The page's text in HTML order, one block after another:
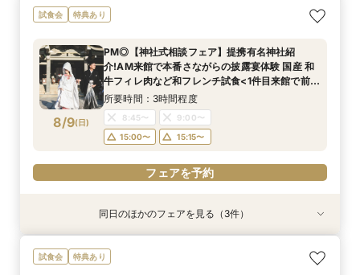
試食会 特典あり
8/9(日)
PM◎【神社式相談フェア】提携有名神社紹
介!AM来館で本番さながらの披露宴体験 国産 和
牛フィレ肉など和フレンチ試食<1件目来館で前撮
り10万円分特典>
所要時間：3時間程度
8:45〜
9:00〜
15:00〜
15:15〜
フェアを予約
特典あり
残▲【当館人気NO.1★最大55万円優待】甘鯛&黒
毛和牛など豪華試食×大阪城を望む庭園&迎賓館
特典あり
ガーデン挙式丸わかり◎2万坪の庭園満喫×オリ
ジナルウェディング庭園&会場見学×国産和牛
特典あり
【8/9限定5大特典】東京サロンで《大阪迎賓
館》のご相談＆お打合せ
同日のほかのフェアを見る（3件）
試食会 特典あり